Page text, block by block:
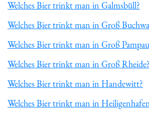
Welches Bier trinkt man in Galmsbüll?
Welches Bier trinkt man in Groß
Welches Bier trinkt man in Groß
Welches Bier trinkt man in Groß Rheide?
Welches Bier trinkt man in Handewitt?
Welches Bier trinkt man in